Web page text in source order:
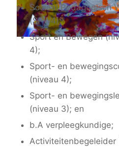
Sociaal Pedagogisch
(SPW4);
Sport en Bewegen
4);
Sport- en
(niveau 4);
Sport- en
(niveau 3); en
b.A verpleegkundige;
Activiteitenbegeleider